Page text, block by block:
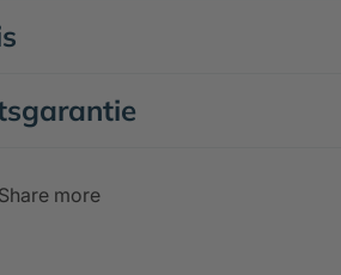
Share more